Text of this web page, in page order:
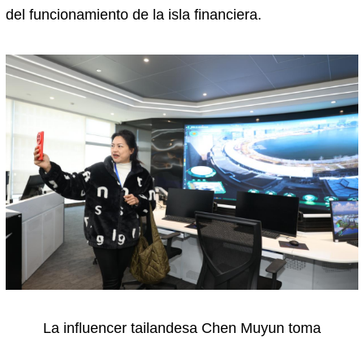
del funcionamiento de la isla financiera.
La influencer tailandesa Chen Muyun toma